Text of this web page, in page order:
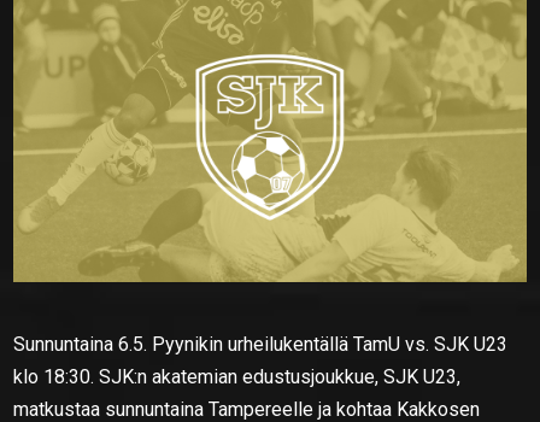
Sunnuntaina 6.5. Pyynikin urheilukentällä TamU vs. SJK U23
klo 18:30. SJK:n akatemian edustusjoukkue, SJK U23,
matkustaa sunnuntaina Tampereelle ja kohtaa Kakkosen